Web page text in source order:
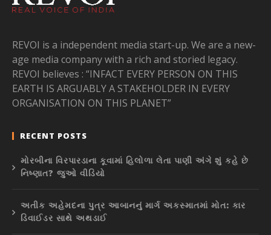
REVOI is a independent media start-up. We are a new-
age media company with a rich and storied legacy.
REVOI believes : “INFACT EVERY PERSON ON THIS
EARTH IS ARGUABLY A STAKEHOLDER IN EVERY
ORGANISATION ON THIS PLANET”
RECENT POSTS
મોરબીના વિરપારડાના કૂવામાં હિલોળા લેતા પાણી અંગે શું કહે છે
નિષ્ણાત? જુઓ વીડિયો
અતીક અહેમદના પુત્ર આબાનનું માર્ગ અકસ્માતમાં મોત: કાર
ડિવાઈડર સાથે અથડાઈ